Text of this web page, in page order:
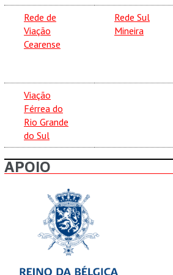
Rede de
Viação
Cearense
Rede Sul
Mineira
Viação
Férrea do
Rio Grande
do Sul
APOIO